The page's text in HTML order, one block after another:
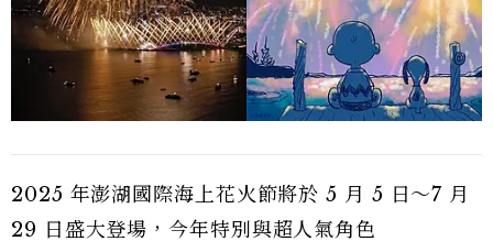
2025 年澎湖國際海上花火節將於 5 月 5 日～7 月
29 日盛大登場，今年特別與超人氣角色